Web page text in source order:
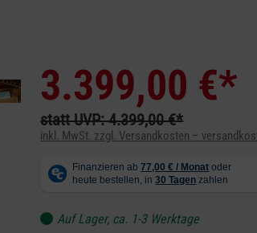
3.399,00 €*
statt UVP: 4.399,00 €*
inkl. MwSt. zzgl. Versandkosten –
Auf Lager, ca. 1-3 Werktage